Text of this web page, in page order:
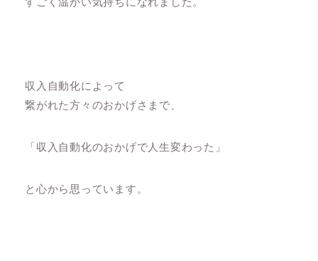
収入自動化によって
繋がれた方々のおかげさまで、
「収入自動化のおかげで人生変わった」
と心から思っています。